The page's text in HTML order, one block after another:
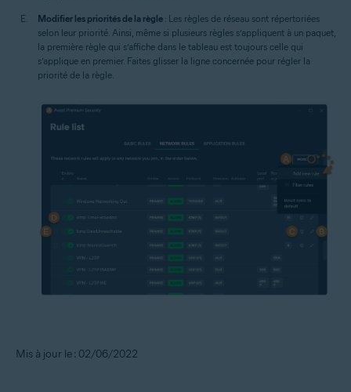
Modifier les priorités de la règle : Les règles de réseau sont répertoriées
selon leur priorité. Ainsi, même si plusieurs règles s’appliquent à un paquet,
la première règle qui s’affiche dans le tableau est toujours celle qui
s’applique en premier. Faites glisser la ligne concernée pour régler la
priorité de la règle.
Mis à jour le : 02/06/2022